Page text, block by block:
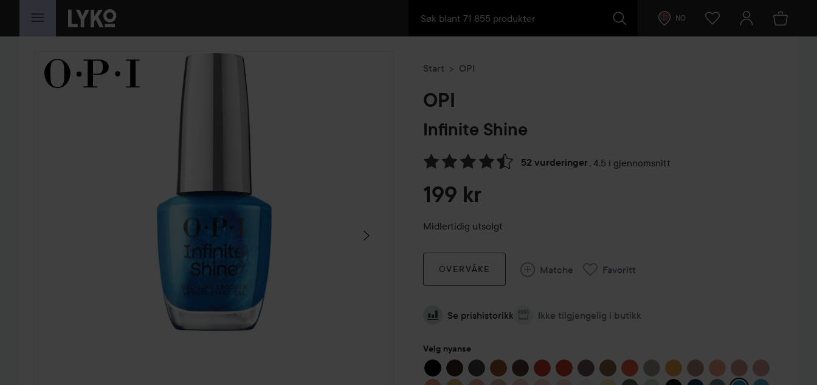
GÅ TIL INNHOLD NO
HOPP OVER SEKSJON Start OPI
OPI
Infinite Shine
52 vurderinger, 4.5 i gjennomsnitt
Gå til Vurderinger & anmeldelser
199 kr
Midlertidig utsolgt
OVERVÅKE Matche Favoritt
Se prishistorikk Ikke tilgjengelig i butikk
Velg nyanse